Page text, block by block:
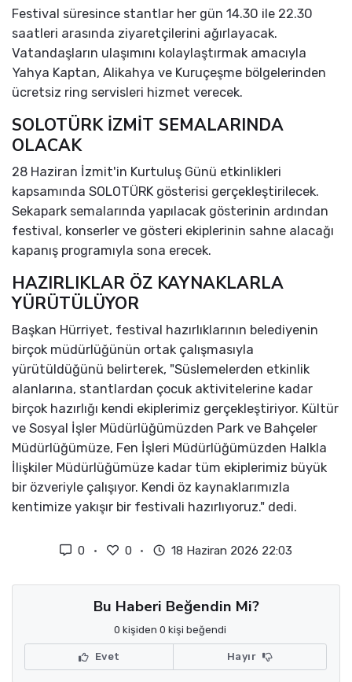
Festival süresince stantlar her gün 14.30 ile 22.30
saatleri arasında ziyaretçilerini ağırlayacak.
Vatandaşların ulaşımını kolaylaştırmak amacıyla
Yahya Kaptan, Alikahya ve Kuruçeşme bölgelerinden
ücretsiz ring servisleri hizmet verecek.
SOLOTÜRK İZMİT SEMALARINDA
OLACAK
28 Haziran İzmit'in Kurtuluş Günü etkinlikleri
kapsamında SOLOTÜRK gösterisi gerçekleştirilecek.
Sekapark semalarında yapılacak gösterinin ardından
festival, konserler ve gösteri ekiplerinin sahne alacağı
kapanış programıyla sona erecek.
HAZIRLIKLAR ÖZ KAYNAKLARLA
YÜRÜTÜLÜYOR
Başkan Hürriyet, festival hazırlıklarının belediyenin
birçok müdürlüğünün ortak çalışmasıyla
yürütüldüğünü belirterek, "Süslemelerden etkinlik
alanlarına, stantlardan çocuk aktivitelerine kadar
birçok hazırlığı kendi ekiplerimiz gerçekleştiriyor. Kültür
ve Sosyal İşler Müdürlüğümüzden Park ve Bahçeler
Müdürlüğümüze, Fen İşleri Müdürlüğümüzden Halkla
İlişkiler Müdürlüğümüze kadar tüm ekiplerimiz büyük
bir özveriyle çalışıyor. Kendi öz kaynaklarımızla
kentimize yakışır bir festivali hazırlıyoruz." dedi.
0 0 18 Haziran 2026 22:03
Bu Haberi Beğendin Mi?
0 kişiden 0 kişi beğendi
Evet Hayır